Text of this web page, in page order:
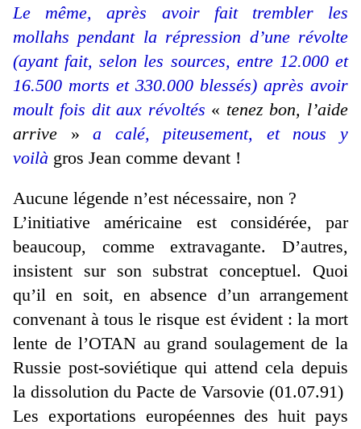
Le même, après avoir fait trembler les
mollahs pendant la répression d’une révolte
(ayant fait, selon les sources, entre 12.000 et
16.500 morts et 330.000 blessés) après avoir
moult fois dit aux révoltés « tenez bon, l’aide
arrive
»a calé, piteusement, et nous y
voilà gros Jean comme devant !
Aucune légende n’est nécessaire, non ?
L’initiative américaine est considérée, par
beaucoup, comme extravagante. D’autres,
insistent sur son substrat conceptuel. Quoi
qu’il en soit, en absence d’un arrangement
convenant à tous le risque est évident : la mort
lente de l’OTAN au grand soulagement de la
Russie post-soviétique qui attend cela depuis
la dissolution du Pacte de Varsovie (01.07.91)
Les exportations européennes des huit pays